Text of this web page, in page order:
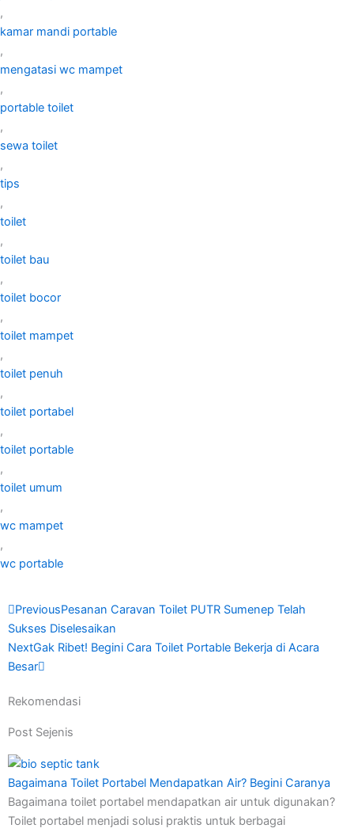
,
kamar mandi portable
,
mengatasi wc mampet
,
portable toilet
,
sewa toilet
,
tips
,
toilet
,
toilet bau
,
toilet bocor
,
toilet mampet
,
toilet penuh
,
toilet portabel
,
toilet portable
,
toilet umum
,
wc mampet
,
wc portable
Prev
PreviousPesanan Caravan Toilet PUTR Sumenep Telah
Sukses Diselesaikan
NextGak Ribet! Begini Cara Toilet Portable Bekerja di Acara
Besar
Next
Rekomendasi
Post Sejenis
Bagaimana Toilet Portabel Mendapatkan Air? Begini Caranya
Bagaimana toilet portabel mendapatkan air untuk digunakan?
Toilet portabel menjadi solusi praktis untuk berbagai